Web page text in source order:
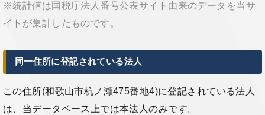
※統計値は国税庁法人番号公表サイト由来のデータを当サ
イトが集計したものです。
同一住所に登記されている法人
この住所(和歌山市杭ノ瀬475番地4)に登記されている法人
は、当データベース上では本法人のみです。